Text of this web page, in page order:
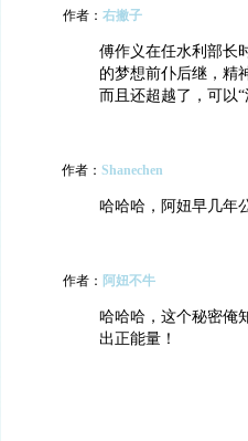
作者： 右撇子
傅作义在任水利部长
的梦想前仆后继，精
而且还超越了，可以
作者： Shanechen
哈哈哈，阿妞早几年
作者： 阿妞不牛
哈哈哈，这个秘密俺
出正能量！